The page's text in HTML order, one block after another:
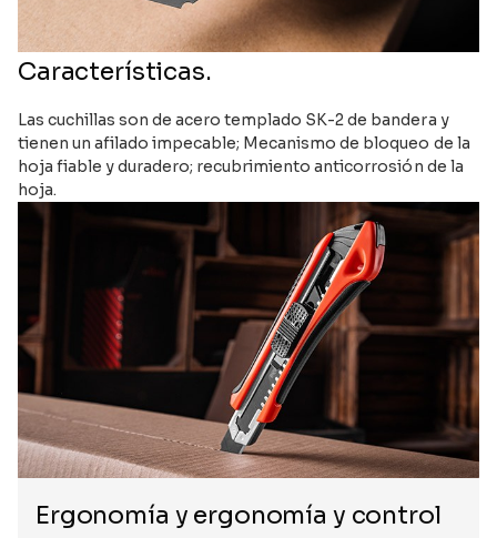
Características.
Las cuchillas son de acero templado SK-2 de bandera y
tienen un afilado impecable; Mecanismo de bloqueo de la
hoja fiable y duradero; recubrimiento anticorrosión de la
hoja.
Ergonomía y ergonomía y control